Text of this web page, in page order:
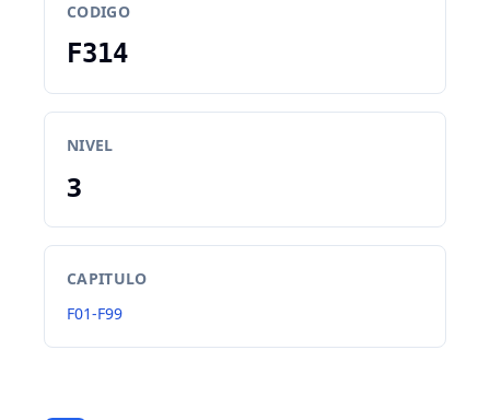
CODIGO
F314
NIVEL
3
CAPITULO
F01-F99